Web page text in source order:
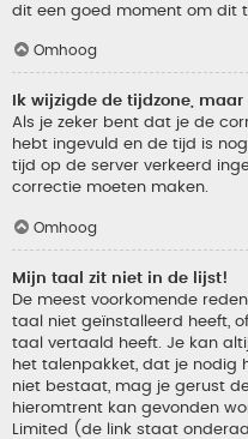
dit een goed moment om dit
Omhoog
Ik wijzigde de tijdzone,
Als je zeker bent dat je de
hebt ingevuld en de tijd is
tijd op de server verkeerd
correctie moeten maken.
Omhoog
Mijn taal zit niet in de lijst!
De meest voorkomende
taal niet geïnstalleerd heeft,
taal vertaald heeft. Je kan
het talenpakket, dat je nodig
niet bestaat, mag je gerust
hieromtrent kan gevonden
Limited (de link staat